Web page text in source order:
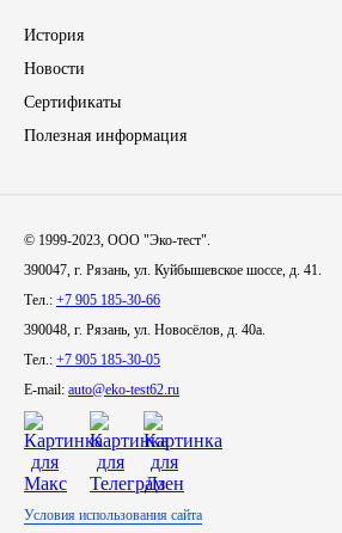
Иномарки
КРАЗ
МТЗ
Спецтехника
УАЗ
УРАЛ
Фильтры
История
Новости
Сертификаты
Полезная информация
© 1999-2023, ООО "Эко-тест".
390047, г. Рязань, ул. Куйбышевское шоссе, д. 41.
Тел.: +7 905 185-30-66
390048, г. Рязань, ул. Новосёлов, д. 40а.
Тел.: +7 905 185-30-05
E-mail: auto@eko-test62.ru
Условия использования сайта